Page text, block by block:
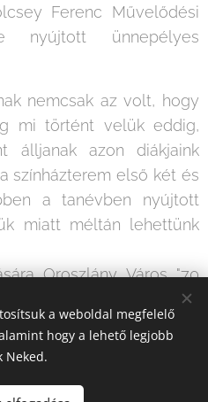
Ferenc Művelődési
nyújtott ünnepélyes
nemcsak az volt, hogy
mi történt velük eddig,
álljanak azon diákjaink
színházterem első két és
a tanévben nyújtott
miatt méltán lehettünk
Oroszlány Város "70
belül került sor,
felhasználásával.
a weboldal megfelelő
hogy a lehető legjobb
Neked.